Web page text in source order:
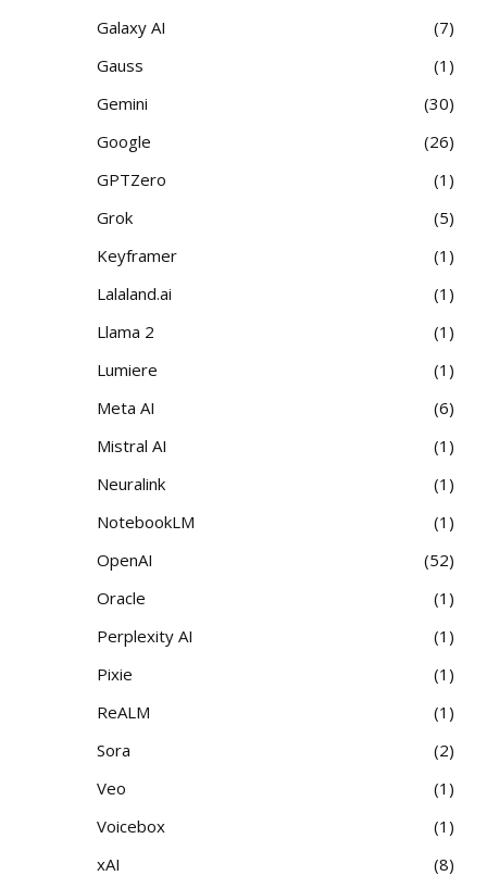
Galaxy AI
7
Gauss
1
Gemini
30
Google
26
GPTZero
1
Grok
5
Keyframer
1
Lalaland.ai
1
Llama 2
1
Lumiere
1
Meta AI
6
Mistral AI
1
Neuralink
1
NotebookLM
1
OpenAI
52
Oracle
1
Perplexity AI
1
Pixie
1
ReALM
1
Sora
2
Veo
1
Voicebox
1
xAI
8